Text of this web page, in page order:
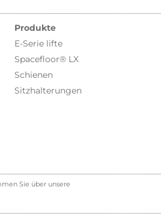
Produkte
E-Serie lifte
Spacefloor® LX
Schienen
Sitzhalterungen
Sie über unsere